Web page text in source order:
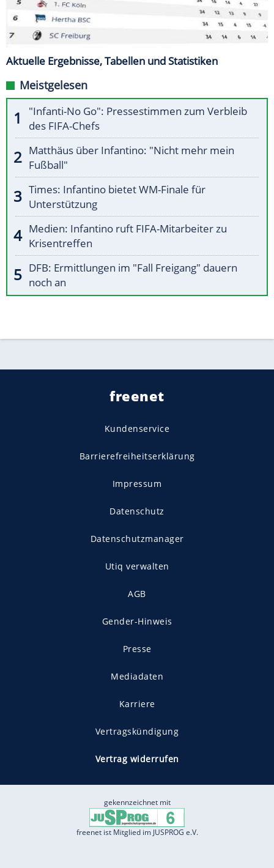
Aktuelle Ergebnisse, Tabellen und Statistiken
Meistgelesen
"Infanti-No Go": Pressestimmen zum Verbleib
des FIFA-Chefs
Matthäus über Infantino: "Nicht mehr mein
Fußball"
Times: Infantino bietet WM-Finale für
Unterstützung
Medien: Infantino ruft FIFA-Mitarbeiter zu
Krisentreffen
DFB: Ermittlungen im "Fall Freigang" dauern
noch an
freenet
Kundenservice
Barrierefreiheitserklärung
Impressum
Datenschutz
Datenschutzmanager
Utiq verwalten
AGB
Gender-Hinweis
Presse
Mediadaten
Karriere
Vertragskündigung
Vertrag widerrufen
gekennzeichnet mit
freenet ist Mitglied im JUSPROG e.V.